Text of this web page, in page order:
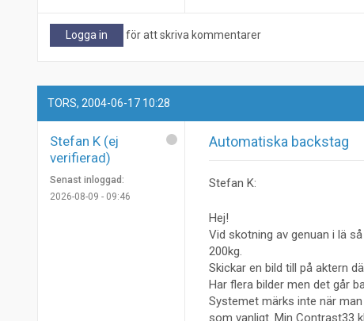
Logga in för att skriva kommentarer
TORS, 2004-06-17 10:28
Stefan K (ej
verifierad)
Senast inloggad:
2026-08-09 - 09:46
Automatiska backstag
Stefan K:
Hej!
Vid skotning av genuan i lä
200kg.
Skickar en bild till på aktern
Har flera bilder men det går
Systemet märks inte när
som vanligt. Min Contrast33